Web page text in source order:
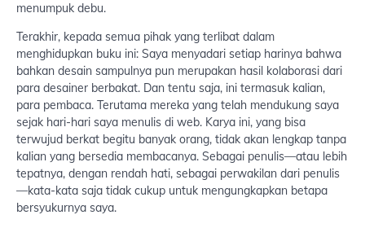
menumpuk debu.
Terakhir, kepada semua pihak yang terlibat dalam
menghidupkan buku ini: Saya menyadari setiap harinya bahwa
bahkan desain sampulnya pun merupakan hasil kolaborasi dari
para desainer berbakat. Dan tentu saja, ini termasuk kalian,
para pembaca. Terutama mereka yang telah mendukung saya
sejak hari-hari saya menulis di web. Karya ini, yang bisa
terwujud berkat begitu banyak orang, tidak akan lengkap tanpa
kalian yang bersedia membacanya. Sebagai penulis—atau lebih
tepatnya, dengan rendah hati, sebagai perwakilan dari penulis
—kata-kata saja tidak cukup untuk mengungkapkan betapa
bersyukurnya saya.